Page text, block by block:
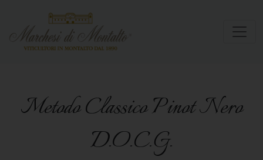
Metodo Classico Pinot Nero
D.O.C.G.